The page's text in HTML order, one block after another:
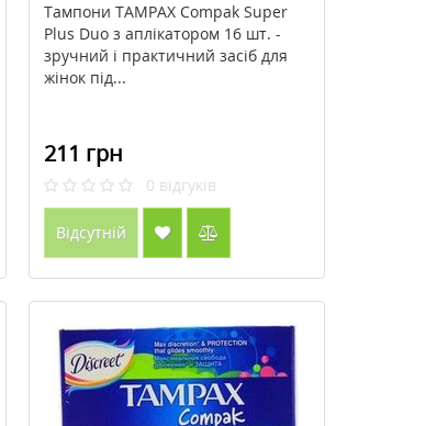
Тампони TAMPAX Compak Super
Plus Duo з аплікатором 16 шт. -
зручний і практичний засіб для
жінок під...
211 грн
0 відгуків
Відсутній